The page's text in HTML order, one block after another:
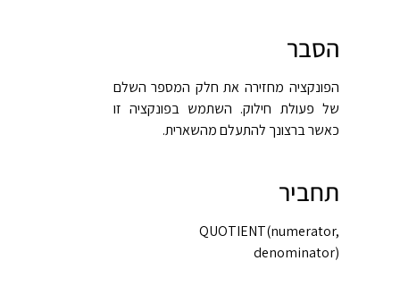
הסבר
הפונקציה מחזירה את חלק המספר השלם
של פעולת חילוק. השתמש בפונקציה זו
כאשר ברצונך להתעלם מהשארית.
תחביר
‎QUOTIENT(numerator,
denominator)‎